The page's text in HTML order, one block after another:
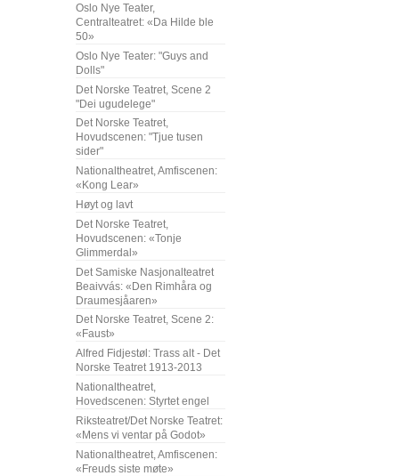
Oslo Nye Teater,
Centralteatret: «Da Hilde ble
50»
Oslo Nye Teater: "Guys and
Dolls"
Det Norske Teatret, Scene 2
"Dei ugudelege"
Det Norske Teatret,
Hovudscenen: "Tjue tusen
sider"
Nationaltheatret, Amfiscenen:
«Kong Lear»
Høyt og lavt
Det Norske Teatret,
Hovudscenen: «Tonje
Glimmerdal»
Det Samiske Nasjonalteatret
Beaivvás: «Den Rimhåra og
Draumesjåaren»
Det Norske Teatret, Scene 2:
«Faust»
Alfred Fidjestøl: Trass alt - Det
Norske Teatret 1913-2013
Nationaltheatret,
Hovedscenen: Styrtet engel
Riksteatret/Det Norske Teatret:
«Mens vi ventar på Godot»
Nationaltheatret, Amfiscenen:
«Freuds siste møte»